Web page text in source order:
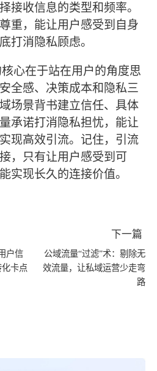
接收信息的类型和频率。
重，能让用户感受到自身
打消隐私顾虑。
核心在于站在用户的角度思
全感、决策成本和隐私三
场景背书建立信任、具体
承诺打消隐私担忧，能让
现高效引流。记住，引流
，只有让用户感受到可
实现长久的连接价值。
户信
卡点
下一篇
公域流量“过滤”术：剔除无
效流量，让私域运营少走弯
路